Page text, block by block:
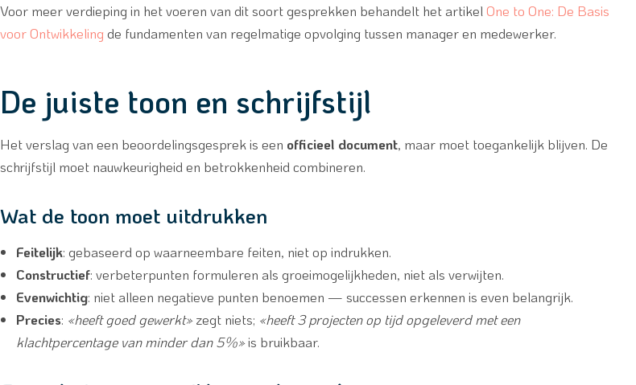
Voor meer verdieping in het voeren van dit soort gesprekken behandelt het artikel One to One: De Basis
voor Ontwikkelingde fundamenten van regelmatige opvolging tussen manager en medewerker.
De juiste toon en schrijfstijl
Het verslag van een beoordelingsgesprek is een officieel document, maar moet toegankelijk blijven. De
schrijfstijl moet nauwkeurigheid en betrokkenheid combineren.
Wat de toon moet uitdrukken
Feitelijk: gebaseerd op waarneembare feiten, niet op indrukken.
Constructief: verbeterpunten formuleren als groeimogelijkheden, niet als verwijten.
Evenwichtig: niet alleen negatieve punten benoemen — successen erkennen is even belangrijk.
Precies: «heeft goed gewerkt»zegt niets; «heeft 3 projecten op tijd opgeleverd met een
klachtpercentage van minder dan 5%»is bruikbaar.